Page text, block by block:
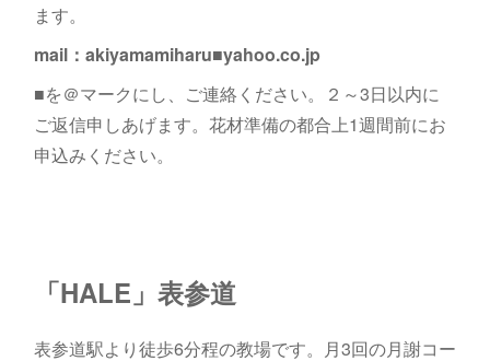
ます。
mail：akiyamamiharu■yahoo.co.jp
■を＠マークにし、ご連絡ください。２～3日以内に
ご返信申しあげます。花材準備の都合上1週間前にお
申込みください。
「HALE」表参道
表参道駅より徒歩6分程の教場です。月3回の月謝コー